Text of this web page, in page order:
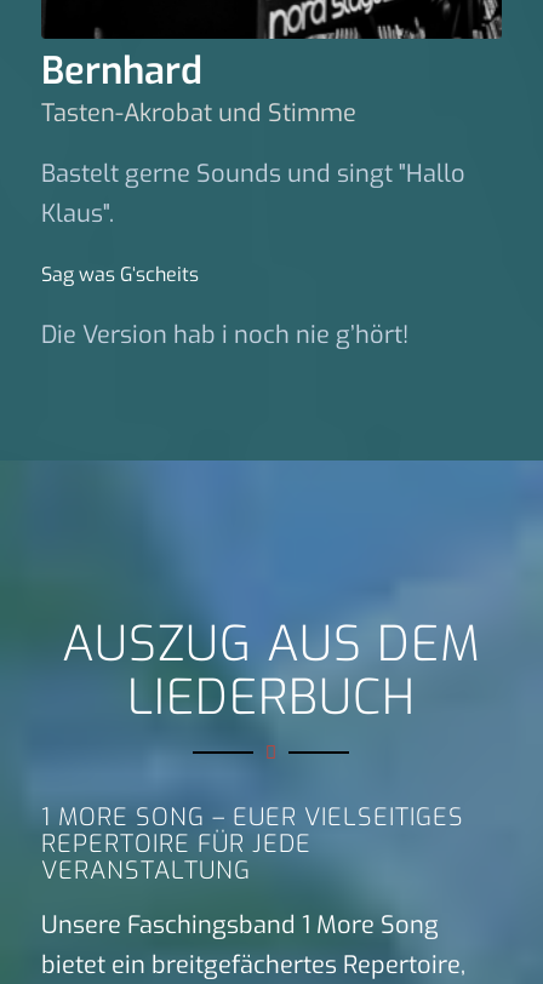
Bernhard
Tasten-Akrobat und Stimme
Bastelt gerne Sounds und singt "Hallo
Klaus".
Sag was G‘scheits
Die Version hab i noch nie g’hört!
AUSZUG AUS DEM
LIEDERBUCH
1 MORE SONG – EUER VIELSEITIGES
REPERTOIRE FÜR JEDE
VERANSTALTUNG
Unsere Faschingsband 1 More Song
bietet ein breitgefächertes Repertoire,